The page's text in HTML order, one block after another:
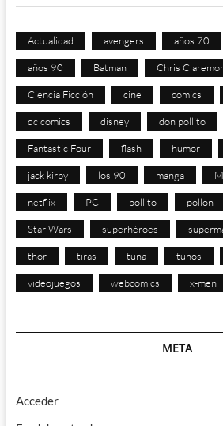
Actualidad avengers años 70
años 90 Batman Chris
Ciencia Ficción cine comics
dc comics disney don pollito
Fantastic Four flash humor
jack kirby los 90 manga
netflix PC pollito pollon
Star Wars superhéroes
thor tiras tuna tunos
videojuegos webcomics x-men
META
Acceder